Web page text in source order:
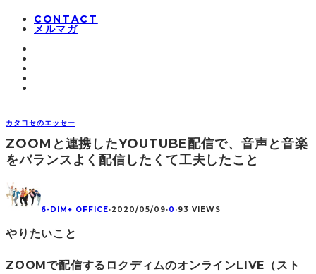
CONTACT
メルマガ
カタヨセのエッセー
ZOOMと連携したYOUTUBE配信で、音声と音楽
をバランスよく配信したくて工夫したこと
6-DIM+ OFFICE·2020/05/09·0 ·93 VIEWS
やりたいこと
ZOOMで配信するロクディムのオンラインLIVE（スト